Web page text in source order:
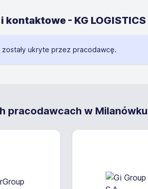
kontaktowe - KG LOGISTICS
zostały ukryte przez pracodawcę.
pracodawcach w